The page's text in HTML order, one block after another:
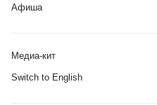
Афиша
Медиа-кит
Switch to English